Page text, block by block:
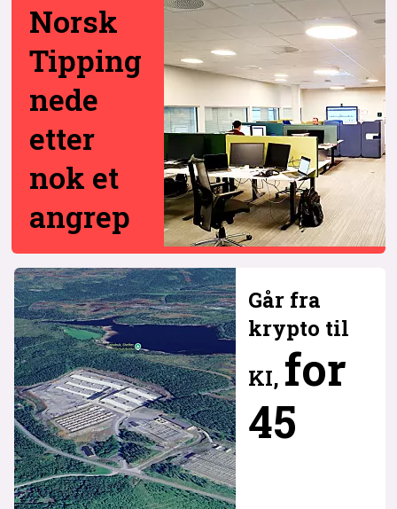
Norsk
Tipping
nede
etter
nok et
angrep
Går fra
krypto til
KI, for
45